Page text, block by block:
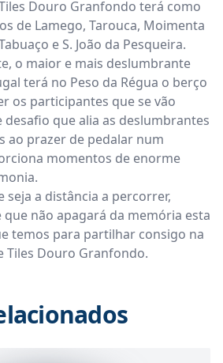
Douro Granfondo terá como
de Lamego, Tarouca, Moimenta
e S. João da Pesqueira.
o maior e mais deslumbrante
terá no Peso da Régua o berço
os participantes que se vão
que alia as deslumbrantes
ao prazer de pedalar num
momentos de enorme
seja a distância a percorrer,
não apagará da memória esta
temos para partilhar consigo na
Tiles Douro Granfondo.